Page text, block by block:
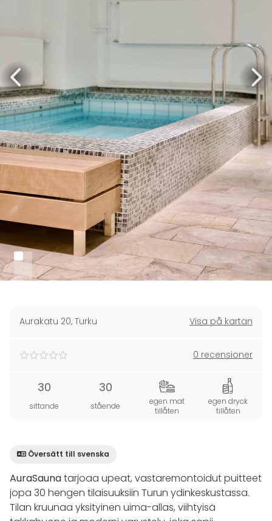
Aurakatu 20, Turku Visa på kartan
0 recensioner
30
sittande
30
stående
egen mat
tillåten
egen dryck
tillåten
Översätt till svenska
AuraSaunatarjoaa upeat, vastaremontoidut puitteet
jopa 30 hengen tilaisuuksiin Turun ydinkeskustassa.
Tilan kruunaa yksityinen uima-allas, viihtyisä